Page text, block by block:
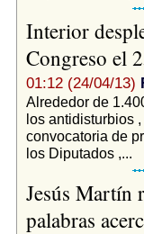
Interior
Congreso el
01:12 (24/04/13)
Alrededor de
los antidisturbios
convocatoria de
los Diputados ,...
Jesús Martín
palabras